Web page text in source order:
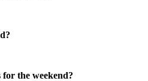
the weekend?